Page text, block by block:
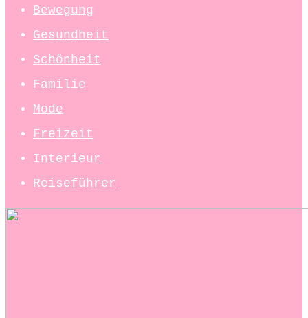
Bewegung
Gesundheit
Schönheit
Familie
Mode
Freizeit
Interieur
Reiseführer